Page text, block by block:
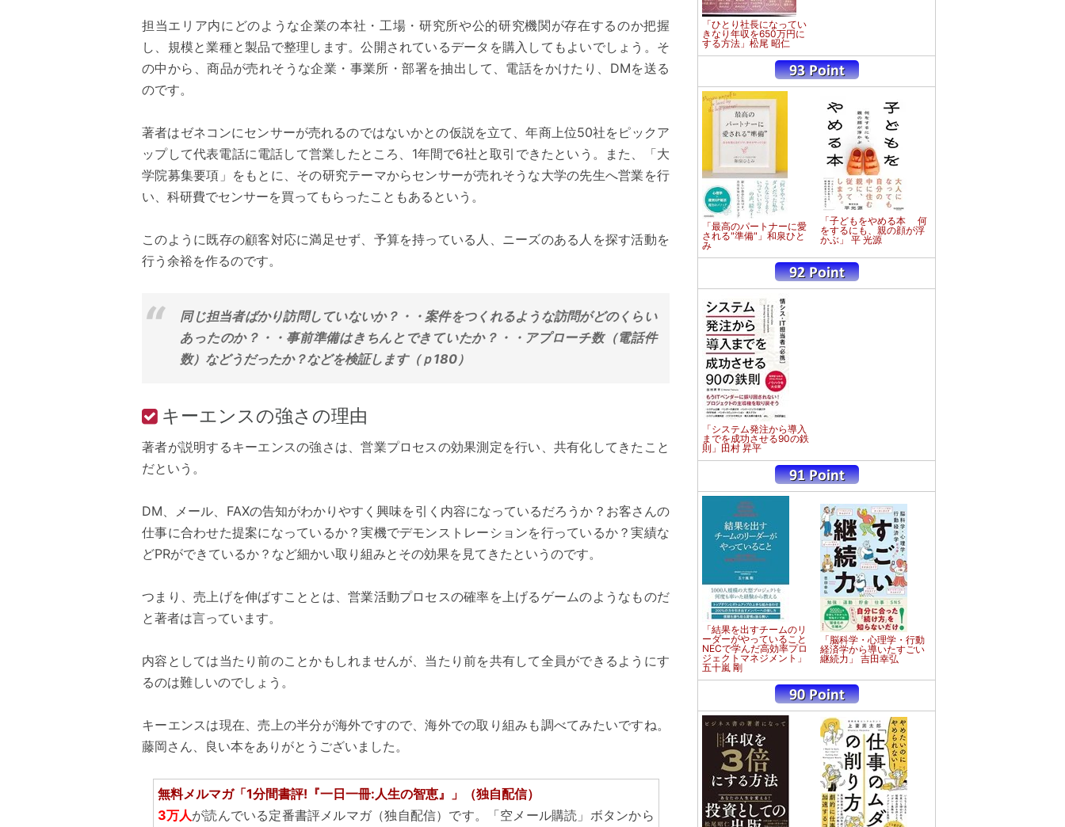
担当エリア内にどのような企業の本社・工場・研究所や公的研究機関が存在するのか把握
し、規模と業種と製品で整理します。公開されているデータを購入してもよいでしょう。そ
の中から、商品が売れそうな企業・事業所・部署を抽出して、電話をかけたり、DMを送る
のです。
著者はゼネコンにセンサーが売れるのではないかとの仮説を立て、年商上位50社をピックア
ップして代表電話に電話して営業したところ、1年間で6社と取引できたという。また、「大
学院募集要項」をもとに、その研究テーマからセンサーが売れそうな大学の先生へ営業を行
い、科研費でセンサーを買ってもらったこともあるという。
このように既存の顧客対応に満足せず、予算を持っている人、ニーズのある人を探す活動を
行う余裕を作るのです。
同じ担当者ばかり訪問していないか？・・案件をつくれるような訪問がどのくらい
あったのか？・・事前準備はきちんとできていたか？・・アプローチ数（電話件
数）などうだったか？などを検証します（ｐ180）
キーエンスの強さの理由
著者が説明するキーエンスの強さは、営業プロセスの効果測定を行い、共有化してきたこと
だという。
DM、メール、FAXの告知がわかりやすく興味を引く内容になっているだろうか？お客さんの
仕事に合わせた提案になっているか？実機でデモンストレーションを行っているか？実績な
どPRができているか？など細かい取り組みとその効果を見てきたというのです。
つまり、売上げを伸ばすこととは、営業活動プロセスの確率を上げるゲームのようなものだ
と著者は言っています。
内容としては当たり前のことかもしれませんが、当たり前を共有して全員ができるようにす
るのは難しいのでしょう。
キーエンスは現在、売上の半分が海外ですので、海外での取り組みも調べてみたいですね。
藤岡さん、良い本をありがとうございました。
無料メルマガ「1分間書評!『一日一冊:人生の智恵』」（独自配信）
3万人が読んでいる定番書評メルマガ（独自配信）です。「空メール購読」ボタンから
「ひとり社長になってい
きなり年収を650万円に
する方法」松尾 昭仁
「最高のパートナーに愛
される"準備"」和泉ひと
み
「子どもをやめる本 何
をするにも、親の顔が浮
かぶ」 平 光源
「システム発注から導入
までを成功させる90の鉄
則」田村 昇平
「結果を出すチームのリ
ーダーがやっていること
NECで学んだ高効率プロ
ジェクトマネジメント」
五十嵐 剛
「脳科学・心理学・行動
経済学から導いたすごい
継続力」 吉田幸弘